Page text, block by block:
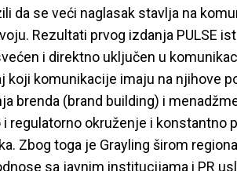
da se veći naglasak stavlja na
Rezultati prvog izdanja PULSE
i direktno uključen u
koji komunikacije imaju na njihove
brenda (brand building) i
regulatorno okruženje i konstantno
Zbog toga je Grayling širom
sa javnim institucijama i PR